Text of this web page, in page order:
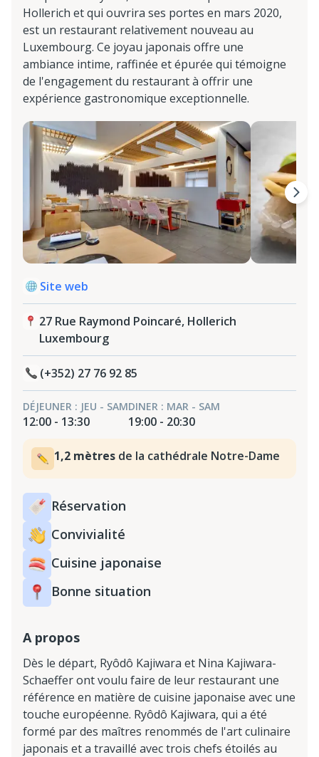
Hollerich et qui ouvrira ses portes en mars 2020,
est un restaurant relativement nouveau au
Luxembourg. Ce joyau japonais offre une
ambiance intime, raffinée et épurée qui témoigne
de l'engagement du restaurant à offrir une
expérience gastronomique exceptionnelle.
Site web
27 Rue Raymond Poincaré, Hollerich
Luxembourg
(+352) 27 76 92 85
DÉJEUNER : JEU - SAM
12:00 - 13:30
DINER : MAR - SAM
19:00 - 20:30
1,2 mètres de la cathédrale Notre-Dame
Réservation
Convivialité
Cuisine japonaise
Bonne situation
A propos
Dès le départ, Ryôdô Kajiwara et Nina Kajiwara-
Schaeffer ont voulu faire de leur restaurant une
référence en matière de cuisine japonaise avec une
touche européenne. Ryôdô Kajiwara, qui a été
formé par des maîtres renommés de l'art culinaire
japonais et a travaillé avec trois chefs étoilés au